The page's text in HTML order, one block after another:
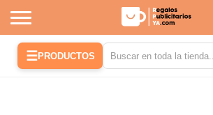
☰PRODUCTOS